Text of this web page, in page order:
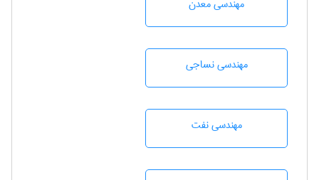
مهندسی معدن
مهندسي نساجی
مهندسی نفت